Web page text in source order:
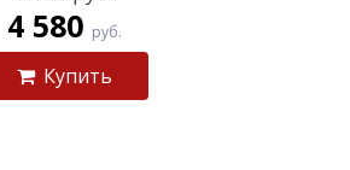
4 580 руб.
Купить